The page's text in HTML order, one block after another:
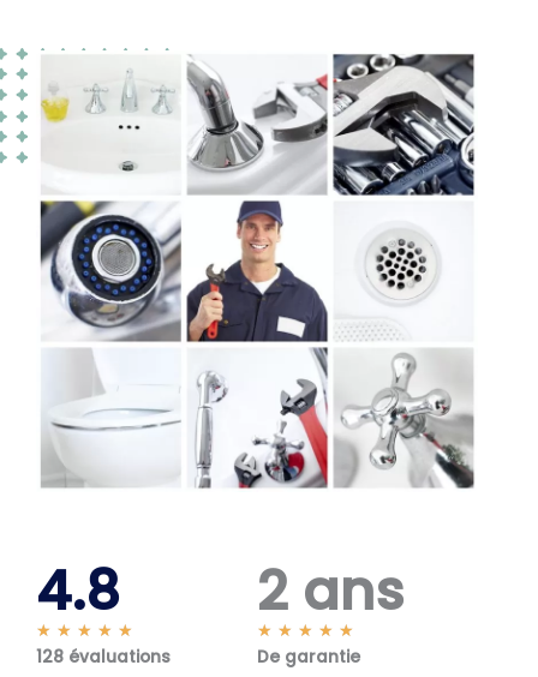
4.8
★ ★ ★ ★ ★
o
128 évaluations
2 ans
★ ★ ★ ★ ★
o
De garantie